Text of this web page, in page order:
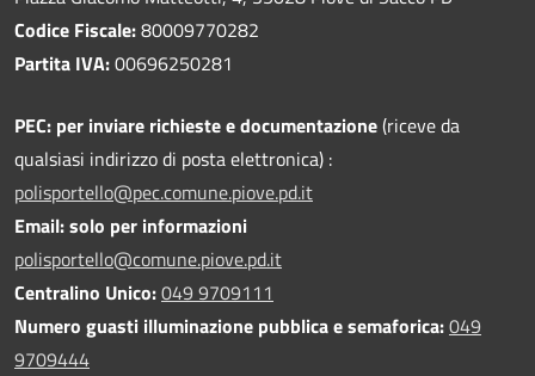
Codice Fiscale:80009770282
Partita IVA:00696250281
PEC: per inviare richieste e documentazione(riceve da
qualsiasi indirizzo di posta elettronica) :
polisportello@pec.comune.piove.pd.it
Email: solo per informazioni
polisportello@comune.piove.pd.it
Centralino Unico:049 9709111
Numero guasti illuminazione pubblica e semaforica:049
9709444